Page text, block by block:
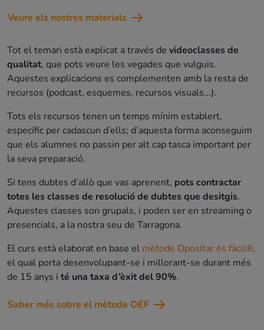
Veure els nostres materials
Tot el temari està explicat a través de videoclasses de
qualitat, que pots veure les vegades que vulguis.
Aquestes explicacions es complementen amb la resta de
recursos (podcast, esquemes, recursos visuals...).
Tots els recursos tenen un temps mínim establert,
específic per cadascun d’ells; d’aquesta forma aconseguim
que els alumnes no passin per alt cap tasca important per
la seva preparació.
Si tens dubtes d’allò que vas aprenent, pots contractar
totes les classes de resolució de dubtes que desitgis.
Aquestes classes son grupals, i poden ser en streaming o
presencials, a la nostra seu de Tarragona.
El curs està elaborat en base el mètode Opositar és fàcil®,
el qual porta desenvolupant-se i millorant-se durant més
de 15 anys i té una taxa d’èxit del 90%.
Saber més sobre el mètode OEF